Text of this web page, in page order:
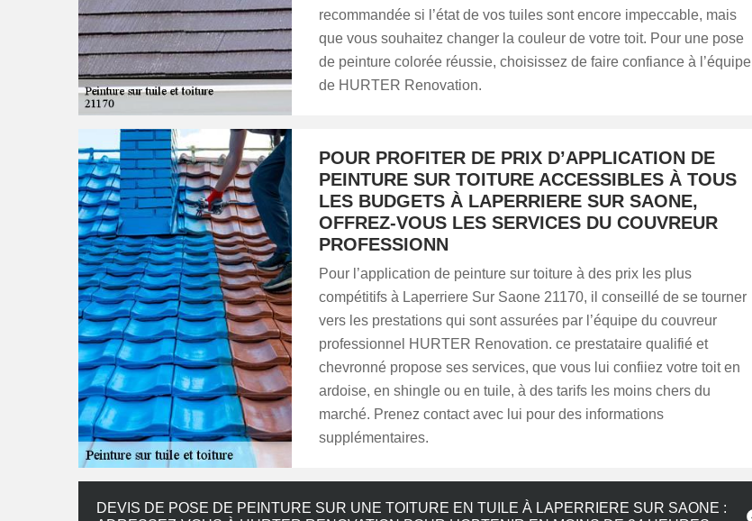
recommandée si l’état de vos tuiles sont encore impeccable, mais
que vous souhaitez changer la couleur de votre toit. Pour une pose
de peinture colorée réussie, choisissez de faire confiance à l’équipe
de HURTER Renovation.
POUR PROFITER DE PRIX D’APPLICATION DE
PEINTURE SUR TOITURE ACCESSIBLES À TOUS
LES BUDGETS À LAPERRIERE SUR SAONE,
OFFREZ-VOUS LES SERVICES DU COUVREUR
PROFESSIONN
Pour l’application de peinture sur toiture à des prix les plus
compétitifs à Laperriere Sur Saone 21170, il conseillé de se tourner
vers les prestations qui sont assurées par l’équipe du couvreur
professionnel HURTER Renovation. ce prestataire qualifié et
chevronné propose ses services, que vous lui confiiez votre toit en
ardoise, en shingle ou en tuile, à des tarifs les moins chers du
marché. Prenez contact avec lui pour des informations
supplémentaires.
DEVIS DE POSE DE PEINTURE SUR UNE TOITURE EN TUILE À LAPERRIERE SUR SAONE :